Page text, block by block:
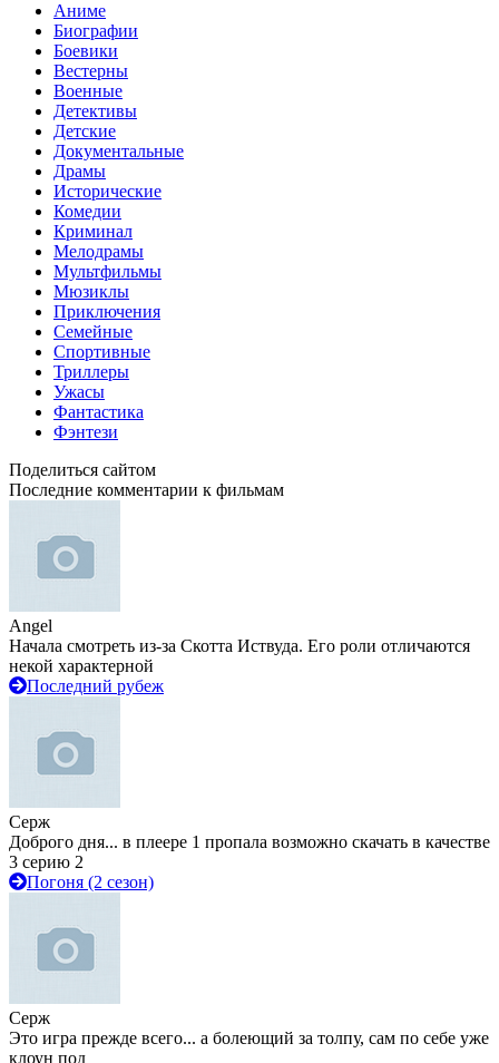
Аниме
Биографии
Боевики
Вестерны
Военные
Детективы
Детские
Документальные
Драмы
Исторические
Комедии
Криминал
Мелодрамы
Мультфильмы
Мюзиклы
Приключения
Семейные
Спортивные
Триллеры
Ужасы
Фантастика
Фэнтези
Поделиться сайтом
Последние комментарии к фильмам
Angel
Начала смотреть из-за Скотта Иствуда. Его роли отличаются
некой характерной
Последний рубеж
Серж
Доброго дня... в плеере 1 пропала возможно скачать в качестве
3 серию 2
Погоня (2 сезон)
Серж
Это игра прежде всего... а болеющий за толпу, сам по себе уже
клоун под